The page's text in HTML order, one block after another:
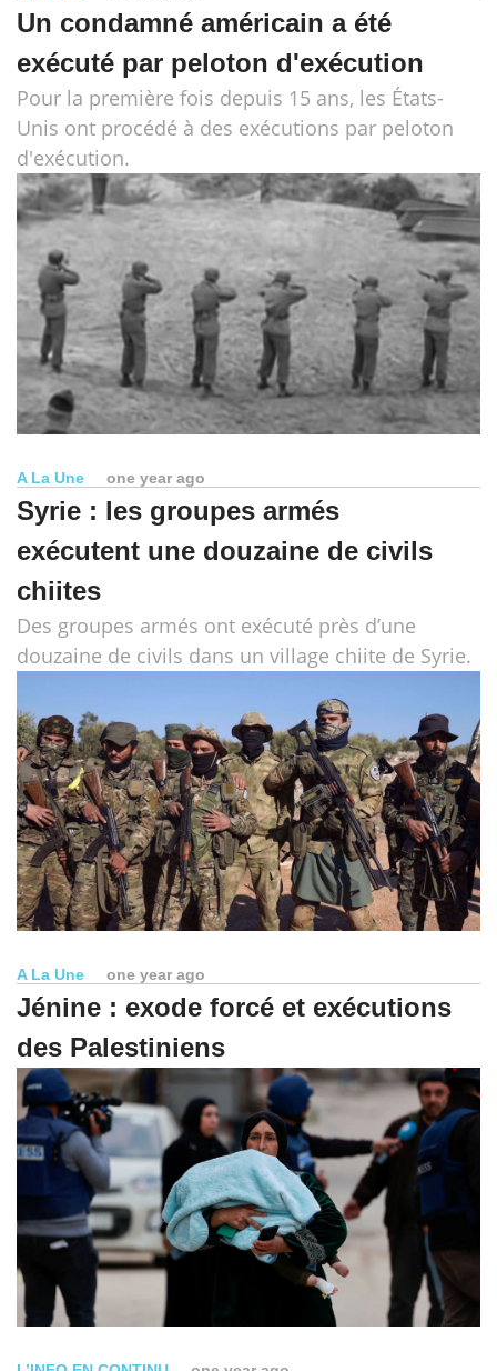
Un condamné américain a été
exécuté par peloton d'exécution
Pour la première fois depuis 15 ans, les États-
Unis ont procédé à des exécutions par peloton
d'exécution.
A La Une one year ago
Syrie : les groupes armés
exécutent une douzaine de civils
chiites
Des groupes armés ont exécuté près d’une
douzaine de civils dans un village chiite de Syrie.
A La Une one year ago
Jénine : exode forcé et exécutions
des Palestiniens